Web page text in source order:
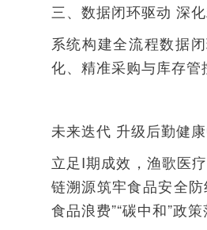
三、数据闭环驱动 深
系统构建全流程数据
化、精准采购与库存管
未来迭代 升级后勤健
立足I期成效，渔歌医
链溯源筑牢食品安全
食品浪费”“碳中和”政策